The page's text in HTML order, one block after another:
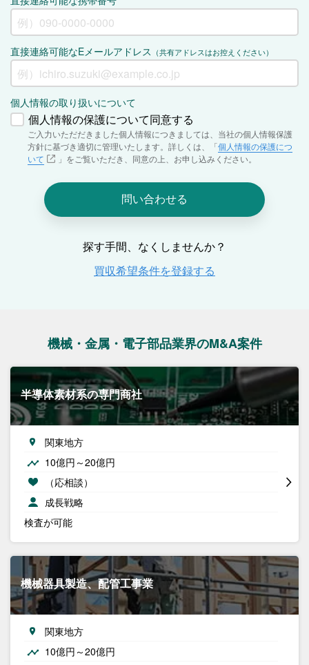
機械・金属・電子部品業界のM&A案件
半導体素材系の専門商社
関東地方
10億円～20億円
（応相談）
成長戦略
検査が可能
機械器具製造、配管工事業
関東地方
10億円～20億円